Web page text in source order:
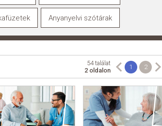
Anyanyelvi szótárak
1 2
54 találat
2 oldalon